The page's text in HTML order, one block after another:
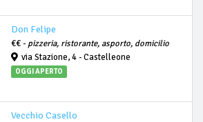
Don Felipe
€€ - pizzeria, ristorante, asporto, domicilio
via Stazione, 4 - Castelleone
OGGI APERTO
Vecchio Casello